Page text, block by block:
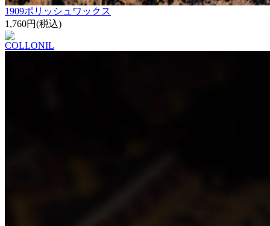
1909ポリッシュワックス
1,760円(税込)
COLLONIL